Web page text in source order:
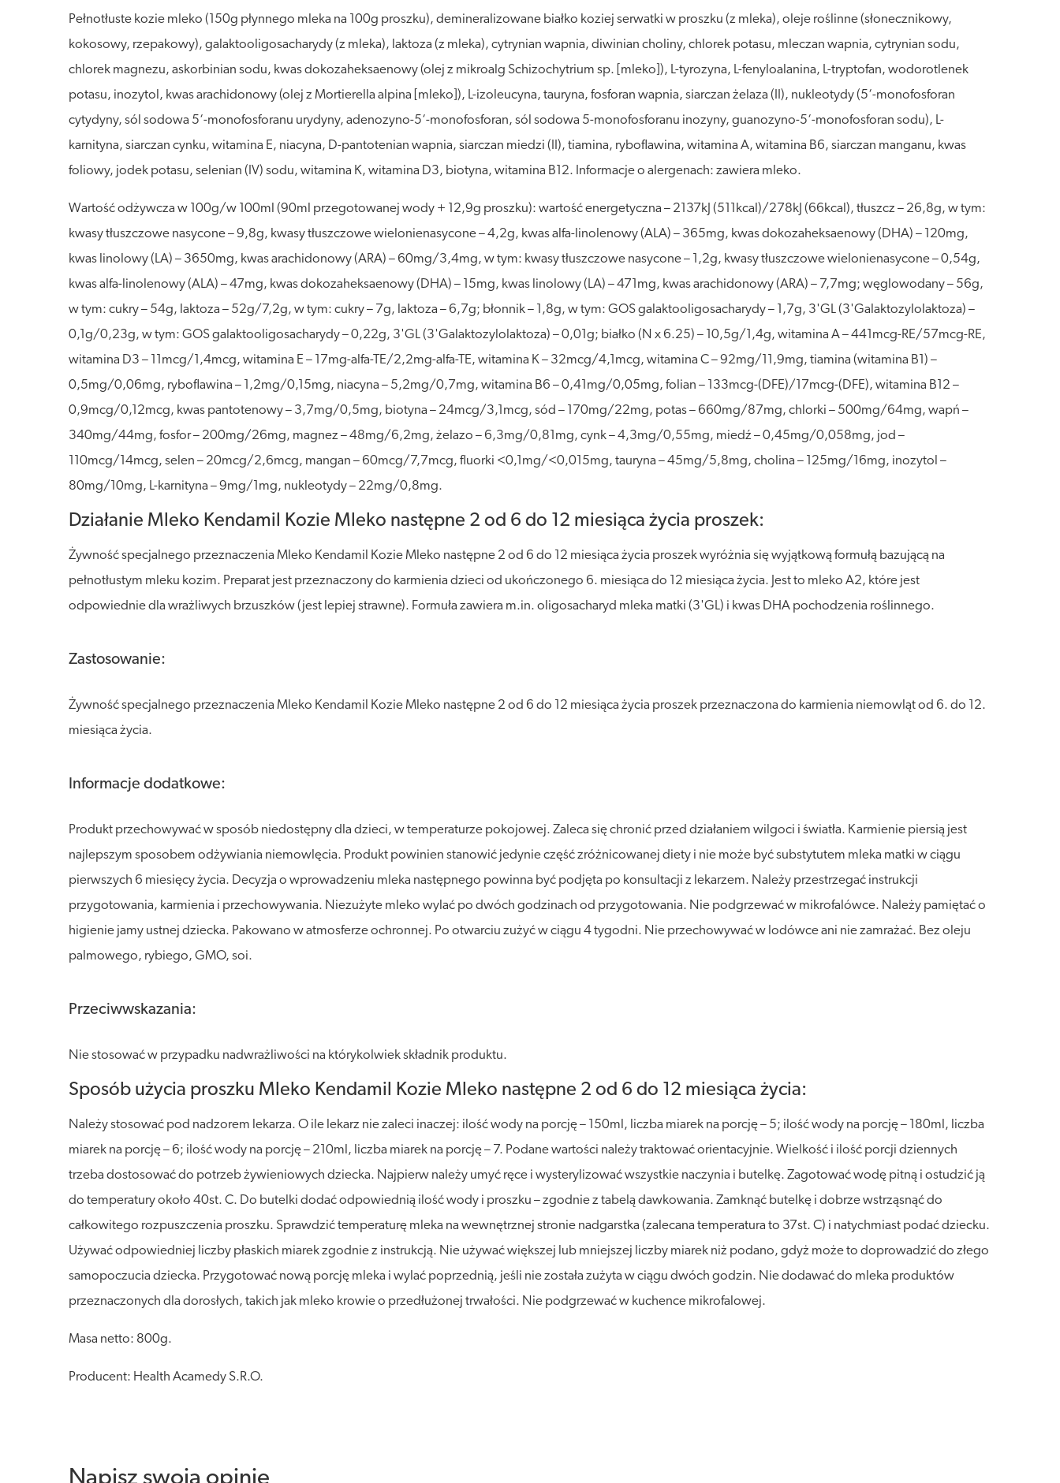
Pełnotłuste kozie mleko (150g płynnego mleka na 100g proszku), demineralizowane białko koziej serwatki w proszku (z mleka), oleje roślinne (słonecznikowy,
kokosowy, rzepakowy), galaktooligosacharydy (z mleka), laktoza (z mleka), cytrynian wapnia, diwinian choliny, chlorek potasu, mleczan wapnia, cytrynian sodu,
chlorek magnezu, askorbinian sodu, kwas dokozaheksaenowy (olej z mikroalg Schizochytrium sp. [mleko]), L-tyrozyna, L-fenyloalanina, L-tryptofan, wodorotlenek
potasu, inozytol, kwas arachidonowy (olej z Mortierella alpina [mleko]), L-izoleucyna, tauryna, fosforan wapnia, siarczan żelaza (II), nukleotydy (5‘-monofosforan
cytydyny, sól sodowa 5‘-monofosforanu urydyny, adenozyno-5‘-monofosforan, sól sodowa 5-monofosforanu inozyny, guanozyno-5‘-monofosforan sodu), L-
karnityna, siarczan cynku, witamina E, niacyna, D-pantotenian wapnia, siarczan miedzi (II), tiamina, ryboflawina, witamina A, witamina B6, siarczan manganu, kwas
foliowy, jodek potasu, selenian (IV) sodu, witamina K, witamina D3, biotyna, witamina B12. Informacje o alergenach: zawiera mleko.
Wartość odżywcza w 100g/w 100ml (90ml przegotowanej wody + 12,9g proszku): wartość energetyczna – 2137kJ (511kcal)/278kJ (66kcal), tłuszcz – 26,8g, w tym:
kwasy tłuszczowe nasycone – 9,8g, kwasy tłuszczowe wielonienasycone – 4,2g, kwas alfa-linolenowy (ALA) – 365mg, kwas dokozaheksaenowy (DHA) – 120mg,
kwas linolowy (LA) – 3650mg, kwas arachidonowy (ARA) – 60mg/3,4mg, w tym: kwasy tłuszczowe nasycone – 1,2g, kwasy tłuszczowe wielonienasycone – 0,54g,
kwas alfa-linolenowy (ALA) – 47mg, kwas dokozaheksaenowy (DHA) – 15mg, kwas linolowy (LA) – 471mg, kwas arachidonowy (ARA) – 7,7mg; węglowodany – 56g,
w tym: cukry – 54g, laktoza – 52g/7,2g, w tym: cukry – 7g, laktoza – 6,7g; błonnik – 1,8g, w tym: GOS galaktooligosacharydy – 1,7g, 3'GL (3'Galaktozylolaktoza) –
0,1g/0,23g, w tym: GOS galaktooligosacharydy – 0,22g, 3'GL (3'Galaktozylolaktoza) – 0,01g; białko (N x 6.25) – 10,5g/1,4g, witamina A – 441mcg-RE/57mcg-RE,
witamina D3 – 11mcg/1,4mcg, witamina E – 17mg-alfa-TE/2,2mg-alfa-TE, witamina K – 32mcg/4,1mcg, witamina C – 92mg/11,9mg, tiamina (witamina B1) –
0,5mg/0,06mg, ryboflawina – 1,2mg/0,15mg, niacyna – 5,2mg/0,7mg, witamina B6 – 0,41mg/0,05mg, folian – 133mcg-(DFE)/17mcg-(DFE), witamina B12 –
0,9mcg/0,12mcg, kwas pantotenowy – 3,7mg/0,5mg, biotyna – 24mcg/3,1mcg, sód – 170mg/22mg, potas – 660mg/87mg, chlorki – 500mg/64mg, wapń –
340mg/44mg, fosfor – 200mg/26mg, magnez – 48mg/6,2mg, żelazo – 6,3mg/0,81mg, cynk – 4,3mg/0,55mg, miedź – 0,45mg/0,058mg, jod –
110mcg/14mcg, selen – 20mcg/2,6mcg, mangan – 60mcg/7,7mcg, fluorki <0,1mg/<0,015mg, tauryna – 45mg/5,8mg, cholina – 125mg/16mg, inozytol –
80mg/10mg, L-karnityna – 9mg/1mg, nukleotydy – 22mg/0,8mg.
Działanie Mleko Kendamil Kozie Mleko następne 2 od 6 do 12 miesiąca życia proszek:
Żywność specjalnego przeznaczenia Mleko Kendamil Kozie Mleko następne 2 od 6 do 12 miesiąca życia proszek wyróżnia się wyjątkową formułą bazującą na
pełnotłustym mleku kozim. Preparat jest przeznaczony do karmienia dzieci od ukończonego 6. miesiąca do 12 miesiąca życia. Jest to mleko A2, które jest
odpowiednie dla wrażliwych brzuszków (jest lepiej strawne). Formuła zawiera m.in. oligosacharyd mleka matki (3'GL) i kwas DHA pochodzenia roślinnego.
Zastosowanie:
Żywność specjalnego przeznaczenia Mleko Kendamil Kozie Mleko następne 2 od 6 do 12 miesiąca życia proszek przeznaczona do karmienia niemowląt od 6. do 12.
miesiąca życia.
Informacje dodatkowe:
Produkt przechowywać w sposób niedostępny dla dzieci, w temperaturze pokojowej. Zaleca się chronić przed działaniem wilgoci i światła. Karmienie piersią jest
najlepszym sposobem odżywiania niemowlęcia. Produkt powinien stanowić jedynie część zróżnicowanej diety i nie może być substytutem mleka matki w ciągu
pierwszych 6 miesięcy życia. Decyzja o wprowadzeniu mleka następnego powinna być podjęta po konsultacji z lekarzem. Należy przestrzegać instrukcji
przygotowania, karmienia i przechowywania. Niezużyte mleko wylać po dwóch godzinach od przygotowania. Nie podgrzewać w mikrofalówce. Należy pamiętać o
higienie jamy ustnej dziecka. Pakowano w atmosferze ochronnej. Po otwarciu zużyć w ciągu 4 tygodni. Nie przechowywać w lodówce ani nie zamrażać. Bez oleju
palmowego, rybiego, GMO, soi.
Przeciwwskazania:
Nie stosować w przypadku nadwrażliwości na którykolwiek składnik produktu.
Sposób użycia proszku Mleko Kendamil Kozie Mleko następne 2 od 6 do 12 miesiąca życia:
Należy stosować pod nadzorem lekarza. O ile lekarz nie zaleci inaczej: ilość wody na porcję – 150ml, liczba miarek na porcję – 5; ilość wody na porcję – 180ml, liczba
miarek na porcję – 6; ilość wody na porcję – 210ml, liczba miarek na porcję – 7. Podane wartości należy traktować orientacyjnie. Wielkość i ilość porcji dziennych
trzeba dostosować do potrzeb żywieniowych dziecka. Najpierw należy umyć ręce i wysterylizować wszystkie naczynia i butelkę. Zagotować wodę pitną i ostudzić ją
do temperatury około 40st. C. Do butelki dodać odpowiednią ilość wody i proszku – zgodnie z tabelą dawkowania. Zamknąć butelkę i dobrze wstrząsnąć do
całkowitego rozpuszczenia proszku. Sprawdzić temperaturę mleka na wewnętrznej stronie nadgarstka (zalecana temperatura to 37st. C) i natychmiast podać dziecku.
Używać odpowiedniej liczby płaskich miarek zgodnie z instrukcją. Nie używać większej lub mniejszej liczby miarek niż podano, gdyż może to doprowadzić do złego
samopoczucia dziecka. Przygotować nową porcję mleka i wylać poprzednią, jeśli nie została zużyta w ciągu dwóch godzin. Nie dodawać do mleka produktów
przeznaczonych dla dorosłych, takich jak mleko krowie o przedłużonej trwałości. Nie podgrzewać w kuchence mikrofalowej.
Masa netto: 800g.
Producent: Health Acamedy S.R.O.